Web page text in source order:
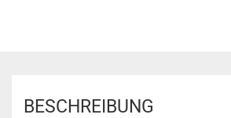
BESCHREIBUNG